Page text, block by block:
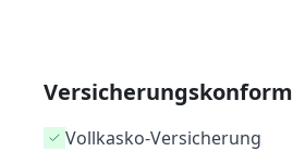
Versicherungskonform
Vollkasko-Versicherung